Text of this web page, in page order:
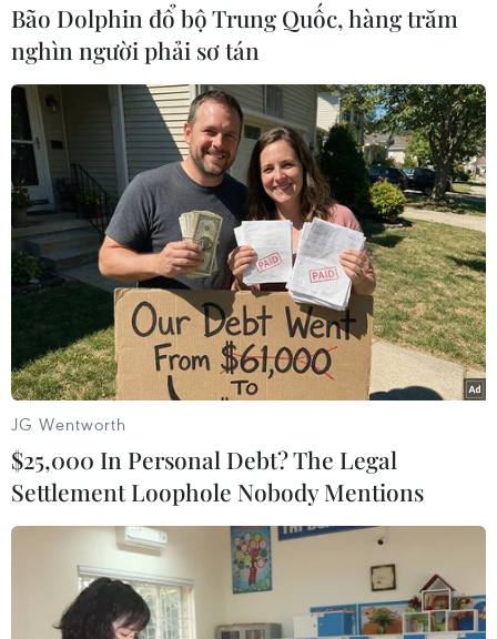
Truyền thông Hàn Quốc
đánh giá cao đội tuyển Việt
Nam với chuỗi 22 trận bất
09/08/2026 04:22
Đội tuyển Việt Nam đối đầu
Malaysia tại bán kết ASEAN
Cup 2026
08/08/2026 15:53
Chủ sân Azteca lỗ hơn 47
triệu USD vì World Cup
08/08/2026 06:43
ASEAN Cup 2026 ngày 8/8:
Xác định đối thủ của đội
tuyển Việt Nam ở bán kết
08/08/2026 03:50
Bão Dolphin đổ bộ Trung Quốc, hàng trăm
nghìn người phải sơ tán
JG Wentworth
$25,000 In Personal Debt? The Legal
Settlement Loophole Nobody Mentions